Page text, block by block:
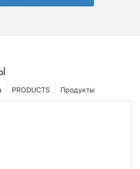
Продукты
PRODUCTS